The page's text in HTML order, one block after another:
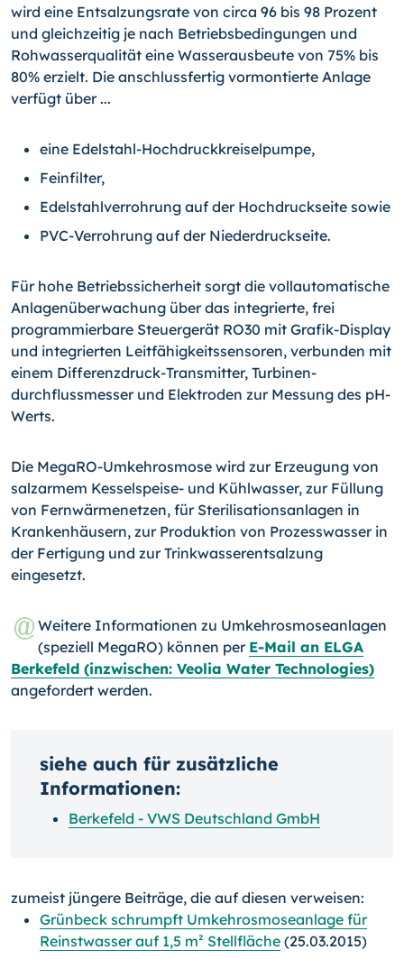
wird eine Entsalzungsrate von circa 96 bis 98 Prozent
und gleichzeitig je nach Betriebsbe­dingungen und
Rohwasserqualität eine Wasserausbeute von 75% bis
80% erzielt. Die anschlussfertig vormontierte Anlage
verfügt über ...
eine Edelstahl-Hochdruckkreiselpumpe,
Feinfilter,
Edelstahlverrohrung auf der Hochdruckseite sowie
PVC-Verrohrung auf der Niederdruckseite.
Für hohe Betriebssicherheit sorgt die vollautomatische
Anlagenüberwachung über das integrierte, frei
programmierbare Steuergerät RO30 mit Grafik-Display
und integrierten Leitfähigkeitssensoren, verbunden mit
einem Differenzdruck-Transmitter, Turbinen­
durchflussmesser und Elektroden zur Messung des pH-
Werts.
Die MegaRO-Umkehrosmose wird zur Erzeugung von
salzarmem Kesselspeise- und Kühlwasser, zur Füllung
von Fernwärmenetzen, für Sterilisationsanlagen in
Krankenhäusern, zur Produktion von Prozesswasser in
der Fertigung und zur Trinkwasserentsalzung
eingesetzt.
Weitere Informationen zu Umkehrosmoseanlagen
(speziell MegaRO) können per E-Mail an ELGA
Berkefeld (inzwischen: Veolia Water Technologies)
angefordert werden.
siehe auch für zusätzliche
Informationen:
Berkefeld - VWS Deutschland GmbH
zumeist jüngere Beiträge, die auf diesen verweisen:
Grünbeck schrumpft Umkehrosmoseanlage für
Reinstwasser auf 1,5 m² Stellfläche (25.03.2015)